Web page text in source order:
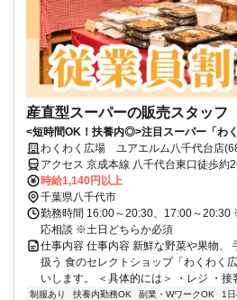
産直型スーパーの販売スタッフ
<短時間OK！扶養内◎>注目スーパー「わ
フ！未経験歓迎！ブランクOK/主婦（主夫）
わくわく広場 ユアエルム八千代台店
アクセス 京成本線 八千代台東口徒歩約
口徒歩約28分、京成本線 実籾南口徒歩約
時給1,140円以上
千葉県八千代市
勤務時間 16:00～20:30、17:00～20:30
応相談 ※土日どちらか必須
仕事内容 仕事内容 新鮮な野菜や果物、
扱う 食のセレクトショップ「わくわく
いします。 ＜具体的には＞ ・レジ ・接
制服あり 扶養内勤務OK 副業・WワークOK 1